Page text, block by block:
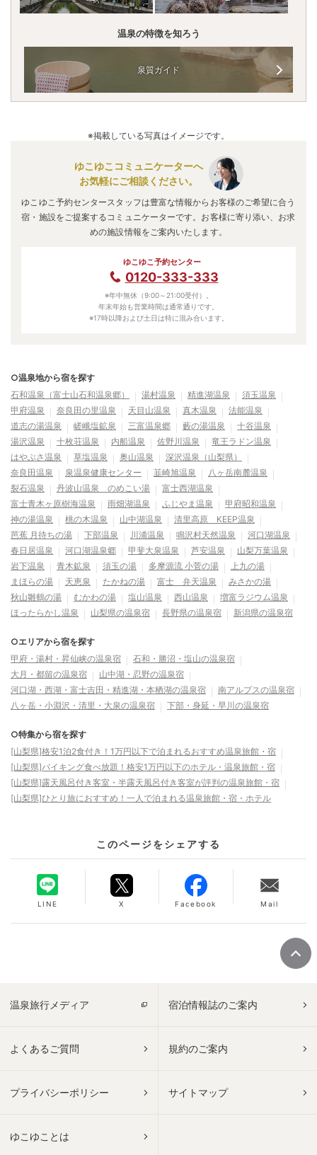
温泉の特徴を知ろう
泉質ガイド
※掲載している写真はイメージです。
ゆこゆこコミュニケーターへ
お気軽にご相談ください。
ゆこゆこ予約センタースタッフは豊富な情報からお客様のご希望に合う
宿・施設をご提案するコミュニケーターです。お客様に寄り添い、お求
めの施設情報をご案内いたします。
ゆこゆこ予約センター
0120-333-333
※年中無休（9:00～21:00受付）。
年末年始も営業時間は通常通りです。
※17時以降および土日は特に混み合います。
○温泉地から宿を探す
石和温泉（富士山石和温泉郷）
湯村温泉 精進湖温泉
須玉温泉
甲府温泉
奈良田の里温泉 天目山温泉 真木温泉
法能温泉
道志の湯温泉
嵯峨塩鉱泉 三富温泉郷 藪の湯温泉
十谷温泉
湯沢温泉
十枚荘温泉 内船温泉 佐野川温泉
竜王ラドン温泉
はやぶさ温泉
草塩温泉 奥山温泉
深沢温泉（山梨県）
奈良田温泉
泉温泉健康センター 韮崎旭温泉
八ヶ岳南麓温泉
裂石温泉
丹波山温泉 のめこい湯
富士西湖温泉
富士青木ヶ原樹海温泉
雨畑湖温泉 ふじやま温泉
甲府昭和温泉
神の湯温泉
桃の木温泉 山中湖温泉
清里高原 KEEP温泉
芭蕉 月待ちの湯
下部温泉 川浦温泉 鳴沢村天然温泉
河口湖温泉
春日居温泉
河口湖温泉郷 甲斐大泉温泉 芦安温泉
山梨万葉温泉
岩下温泉
青木鉱泉 須玉の湯 多摩源流 小菅の湯
上九の湯
まほらの湯
天恵泉 たかねの湯 富士 弁天温泉
みさかの湯
秋山雛鶴の湯
むかわの湯 塩山温泉 西山温泉
増富ラジウム温泉
ほったらかし温泉
山梨県の温泉宿 長野県の温泉宿 新潟県の温泉宿
○エリアから宿を探す
甲府・湯村・昇仙峡の温泉宿
石和・勝沼・塩山の温泉宿
大月・都留の温泉宿
山中湖・忍野の温泉宿
河口湖・西湖・富士吉田・精進湖・本栖湖の温泉宿
南アルプスの温泉宿
八ヶ岳・小淵沢・清里・大泉の温泉宿
下部・身延・早川の温泉宿
○特集から宿を探す
[山梨県]格安1泊2食付き！1万円以下で泊まれるおすすめ温泉旅館・宿
[山梨県]バイキング食べ放題！格安1万円以下のホテル・温泉旅館・宿
[山梨県]露天風呂付き客室・半露天風呂付き客室が評判の温泉旅館・宿
[山梨県]ひとり旅におすすめ！一人で泊まれる温泉旅館・宿・ホテル
このページをシェアする
LINE X Facebook Mail
温泉旅行メディア 宿泊情報誌のご案内
よくあるご質問 規約のご案内
プライバシーポリシー サイトマップ
ゆこゆことは